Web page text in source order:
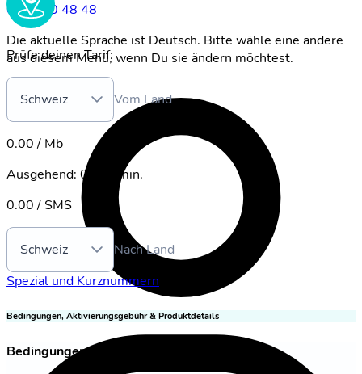
0800 00 48 48
Die aktuelle Sprache ist Deutsch. Bitte wähle eine andere
aus diesem Menü, wenn Du sie ändern möchtest.
Prüfe deinen Tarif:
Schweiz Vom Land
0.00 / Mb
Ausgehend: 0.00 / min.
0.00 / SMS
Schweiz
Nach Land
Spezial und Kurznummern
Bedingungen, Aktivierungsgebühr & Produktdetails
Bedingungen